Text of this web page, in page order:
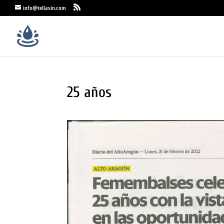
info@tellasin.com
25 años